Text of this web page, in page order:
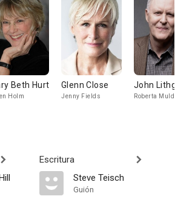
Beth Hurt
Holm
Glenn Close
Jenny Fields
John
Roberta
Escritura
Steve Teisch
Guión